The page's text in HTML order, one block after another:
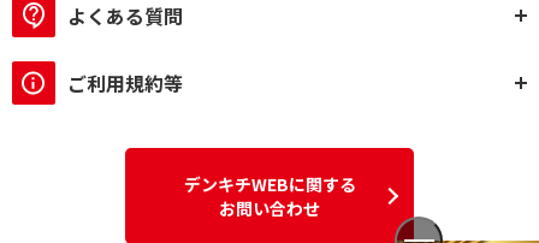
よくある質問
ご利用規約等
デンキチWEBに関する
お問い合わせ